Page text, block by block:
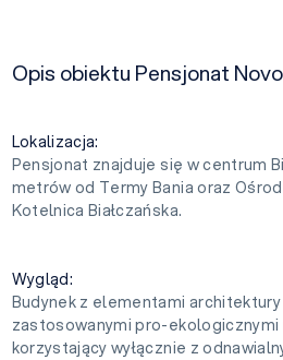
Opis obiektu Pensjonat
Lokalizacja:
Pensjonat znajduje się w centrum
metrów od Termy Bania oraz
Kotelnica Białczańska.
Wygląd:
Budynek z elementami
zastosowanymi pro-ekologicznymi
korzystający wyłącznie z